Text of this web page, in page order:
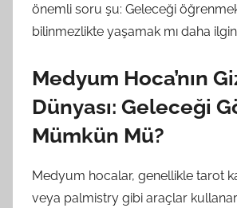
önemli soru şu: Geleceği
bilinmezlikte yaşamak mı daha
Medyum Hoca’nın
Dünyası: Geleceği
Mümkün Mü?
Medyum hocalar, genellikle tarot
veya palmistry gibi araçlar